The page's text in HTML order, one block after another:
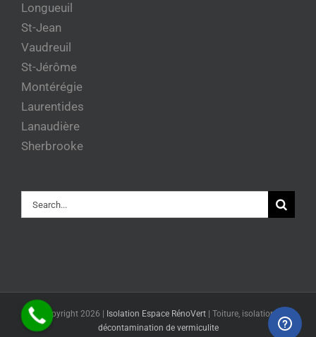
Longueuil
St-Jean
Vaudreuil
St-Jérôme
Montérégie
Laurentides
Lanaudière
Sherbrooke
Rechercher
© Copyright 2026 | Isolation Espace RénoVert| Toiture, isolation et
décontamination de vermiculite